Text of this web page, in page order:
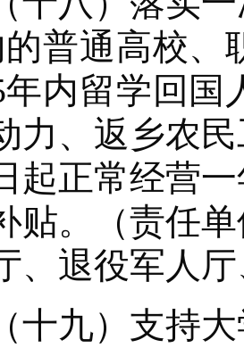
的普通高校、
内留学回国
力、返乡农
起正常经营
贴。（责任
、退役军人
九）支持大